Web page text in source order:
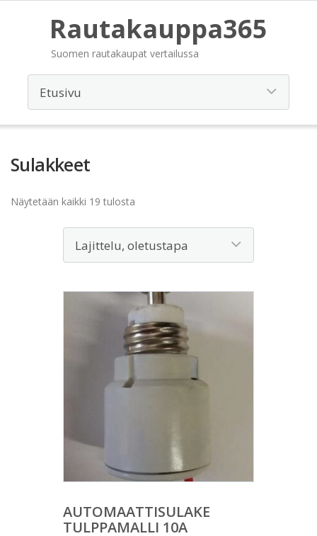
Rautakauppa365
Suomen rautakaupat vertailussa
Sulakkeet
Näytetään kaikki 19 tulosta
AUTOMAATTISULAKE
TULPPAMALLI 10A